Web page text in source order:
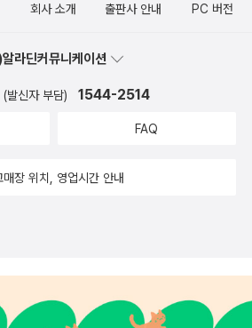
회사 소개 출판사 안내 PC 버전
라딘커뮤니케이션
(발신자 부담) 1544-2514
FAQ
매장 위치, 영업시간 안내